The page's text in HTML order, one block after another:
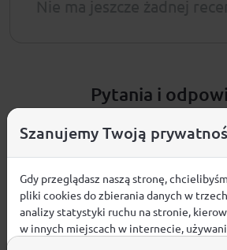
Pytania i
Nie ma jeszcze pytań.
ZADAJ PYTANIE
Szanujemy Twoją
Gdy przeglądasz naszą stronę,
pliki cookies do zbierania danych w
analizy statystyki ruchu na stronie,
w innych miejscach w internecie,